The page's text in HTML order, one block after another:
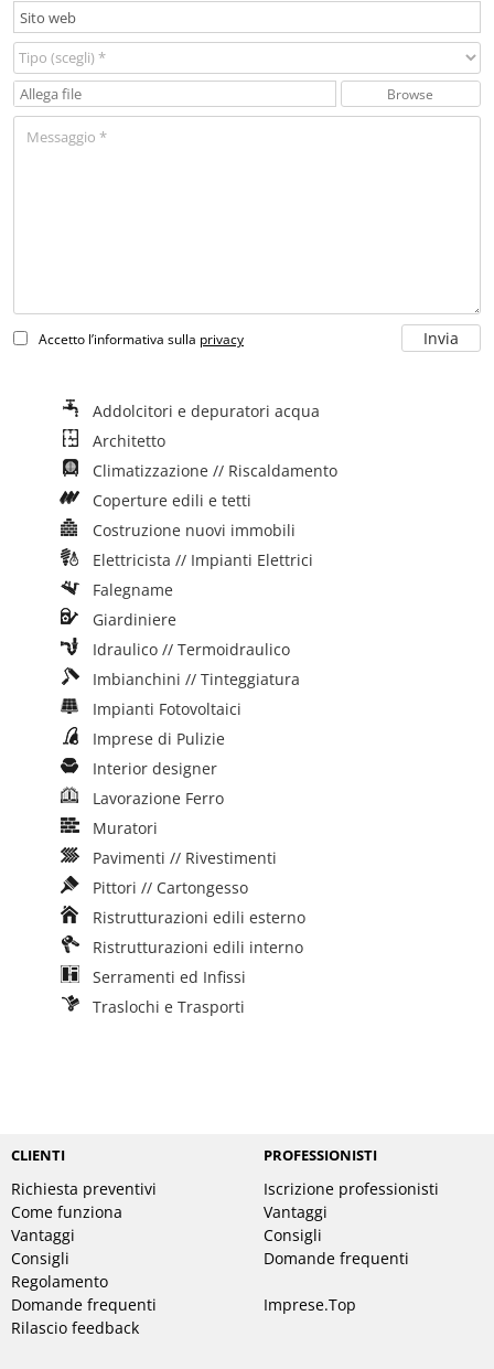
Browse
Accetto l’informativa sulla privacy
Addolcitori e depuratori acqua
Architetto
Climatizzazione // Riscaldamento
Coperture edili e tetti
Costruzione nuovi immobili
Elettricista // Impianti Elettrici
Falegname
Giardiniere
Idraulico // Termoidraulico
Imbianchini // Tinteggiatura
Impianti Fotovoltaici
Imprese di Pulizie
Interior designer
Lavorazione Ferro
Muratori
Pavimenti // Rivestimenti
Pittori // Cartongesso
Ristrutturazioni edili esterno
Ristrutturazioni edili interno
Serramenti ed Infissi
Traslochi e Trasporti
CLIENTI
Richiesta preventivi
Come funziona
Vantaggi
Consigli
Regolamento
Domande frequenti
Rilascio feedback
PROFESSIONISTI
Iscrizione professionisti
Vantaggi
Consigli
Domande frequenti
Imprese.Top